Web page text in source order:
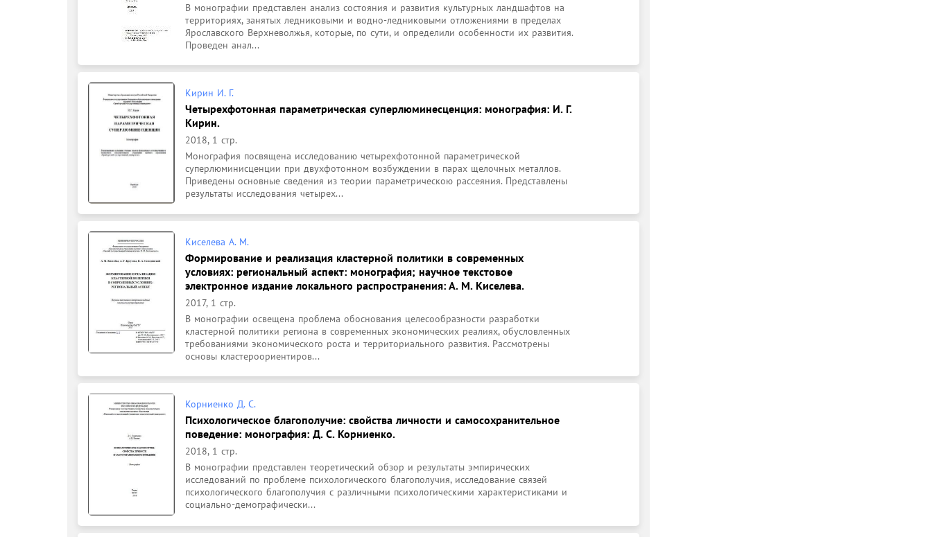
В монографии представлен анализ состояния и развития культурных ландшафтов на
территориях, занятых ледниковыми и водно-ледниковыми отложениями в пределах
Ярославского Верхневолжья, которые, по сути, и определили особенности их развития.
Проведен анал...
Кирин И. Г.
Четырехфотонная параметрическая суперлюминесценция: монография: И. Г.
Кирин.
2018, 1 стр.
Монография посвящена исследованию четырехфотонной параметрической
суперлюминисценции при двухфотонном возбуждении в парах щелочных металлов.
Приведены основные сведения из теории параметрическою рассеяния. Представлены
результаты исследования четырех...
Киселева А. М.
Формирование и реализация кластерной политики в современных
условиях: региональный аспект: монография; научное текстовое
электронное издание локального распространения: А. М. Киселева.
2017, 1 стр.
В монографии освещена проблема обоснования целесообразности разработки
кластерной политики региона в современных экономических реалиях, обусловленных
требованиями экономического роста и территориального развития. Рассмотрены
основы кластероориентиров...
Корниенко Д. С.
Психологическое благополучие: свойства личности и самосохранительное
поведение: монография: Д. С. Корниенко.
2018, 1 стр.
В монографии представлен теоретический обзор и результаты эмпирических
исследований по проблеме психологического благополучия, исследование связей
психологического благополучия с различными психологическими характеристиками и
социально-демографически...